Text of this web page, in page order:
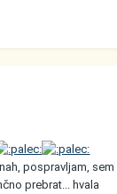
pospravljam, sem
prebrat... hvala